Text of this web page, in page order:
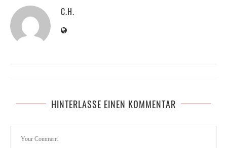
C.H.
HINTERLASSE EINEN KOMMENTAR